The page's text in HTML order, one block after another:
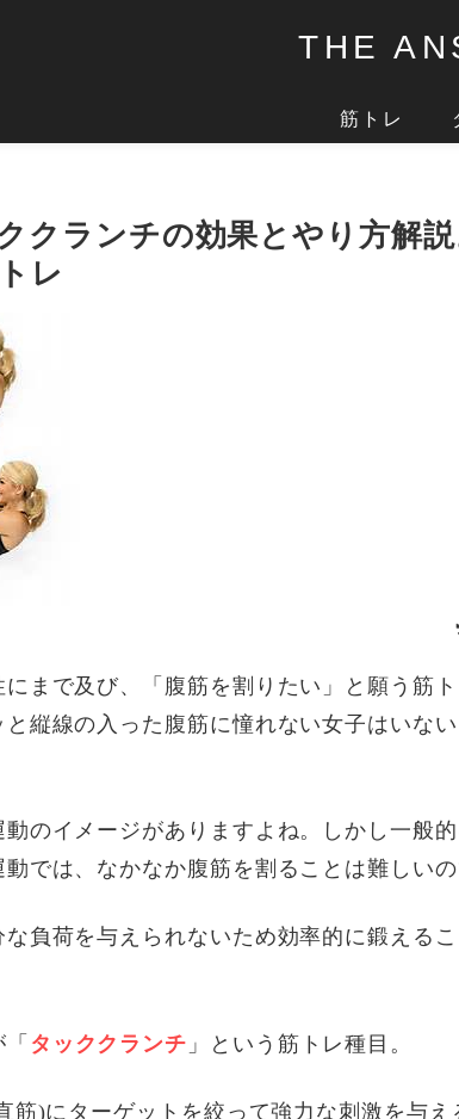
THE
筋トレ
クランチの効果とやり方解
レ
まで及び、「腹筋を割りたい」と願う筋
縦線の入った腹筋に憧れない女子はいな
のイメージがありますよね。しかし一般
では、なかなか腹筋を割ることは難しいの
負荷を与えられないため効率的に鍛える
タッククランチ 」という筋トレ種目。
筋)にターゲットを絞って強力な刺激を与え